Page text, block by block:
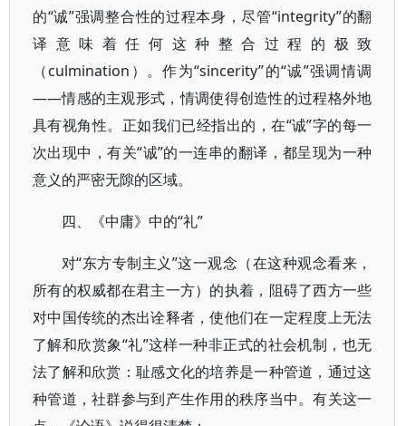
的“诚”强调整合性的过程本身，尽管“integrity”的翻
译意味着任何这种整合过程的极致
（culmination）。作为“sincerity”的“诚”强调情调
——情感的主观形式，情调使得创造性的过程格外地
具有视角性。正如我们已经指出的，在“诚”字的每一
次出现中，有关“诚”的一连串的翻译，都呈现为一种
意义的严密无隙的区域。
四、《中庸》中的“礼”
对“东方专制主义”这一观念（在这种观念看来，
所有的权威都在君主一方）的执着，阻碍了西方一些
对中国传统的杰出诠释者，使他们在一定程度上无法
了解和欣赏象“礼”这样一种非正式的社会机制，也无
法了解和欣赏：耻感文化的培养是一种管道，通过这
种管道，社群参与到产生作用的秩序当中。有关这一